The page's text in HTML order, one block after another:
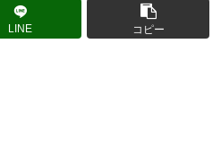
LINE コピー